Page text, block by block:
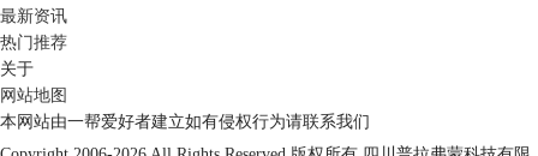
最新资讯
热门推荐
关于
网站地图
本网站由一帮爱好者建立如有侵权行为请联系我们